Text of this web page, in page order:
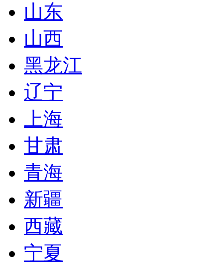
山东
山西
黑龙江
辽宁
上海
甘肃
青海
新疆
西藏
宁夏